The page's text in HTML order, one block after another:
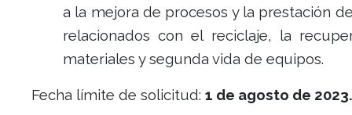
a la mejora de procesos y la prestación
relacionados con el reciclaje, la
materiales y segunda vida de equipos.
Fecha límite de solicitud:1 de agosto de